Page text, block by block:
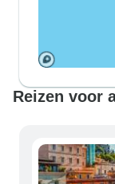
Reizen voor